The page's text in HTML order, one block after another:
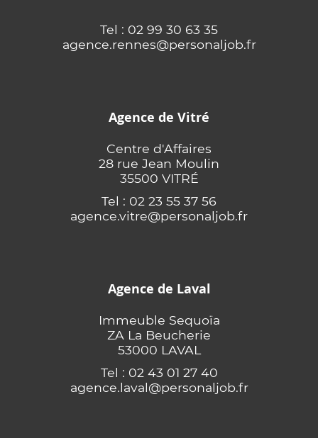
Tel : 02 99 30 63 35
agence.rennes@personaljob.fr
Agence de Vitré
Centre d'Affaires
28 rue Jean Moulin
35500 VITRÉ
Tel : 02 23 55 37 56
agence.vitre@personaljob.fr
Agence de Laval
Immeuble Sequoïa
ZA La Beucherie
53000 LAVAL
Tel : 02 43 01 27 40
agence.laval@personaljob.fr